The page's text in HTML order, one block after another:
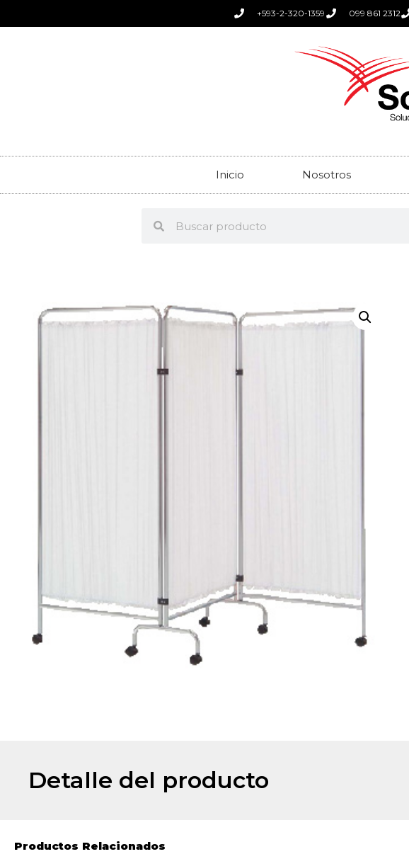
+593-2-320-1359 099 861 2312
Inicio Nosotros
Detalle del producto
Productos Relacionados